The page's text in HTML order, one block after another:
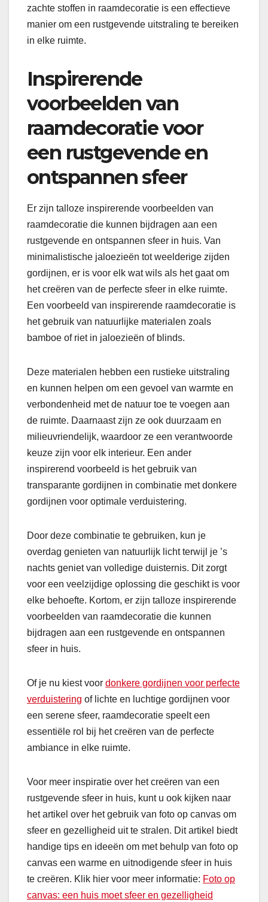
zachte stoffen in raamdecoratie is een effectieve
manier om een rustgevende uitstraling te bereiken
in elke ruimte.
Inspirerende
voorbeelden van
raamdecoratie voor
een rustgevende en
ontspannen sfeer
Er zijn talloze inspirerende voorbeelden van
raamdecoratie die kunnen bijdragen aan een
rustgevende en ontspannen sfeer in huis. Van
minimalistische jaloezieën tot weelderige zijden
gordijnen, er is voor elk wat wils als het gaat om
het creëren van de perfecte sfeer in elke ruimte.
Een voorbeeld van inspirerende raamdecoratie is
het gebruik van natuurlijke materialen zoals
bamboe of riet in jaloezieën of blinds.
Deze materialen hebben een rustieke uitstraling
en kunnen helpen om een gevoel van warmte en
verbondenheid met de natuur toe te voegen aan
de ruimte. Daarnaast zijn ze ook duurzaam en
milieuvriendelijk, waardoor ze een verantwoorde
keuze zijn voor elk interieur. Een ander
inspirerend voorbeeld is het gebruik van
transparante gordijnen in combinatie met donkere
gordijnen voor optimale verduistering.
Door deze combinatie te gebruiken, kun je
overdag genieten van natuurlijk licht terwijl je ’s
nachts geniet van volledige duisternis. Dit zorgt
voor een veelzijdige oplossing die geschikt is voor
elke behoefte. Kortom, er zijn talloze inspirerende
voorbeelden van raamdecoratie die kunnen
bijdragen aan een rustgevende en ontspannen
sfeer in huis.
Of je nu kiest voor donkere gordijnen voor perfecte
verduistering of lichte en luchtige gordijnen voor
een serene sfeer, raamdecoratie speelt een
essentiële rol bij het creëren van de perfecte
ambiance in elke ruimte.
Voor meer inspiratie over het creëren van een
rustgevende sfeer in huis, kunt u ook kijken naar
het artikel over het gebruik van foto op canvas om
sfeer en gezelligheid uit te stralen. Dit artikel biedt
handige tips en ideeën om met behulp van foto op
canvas een warme en uitnodigende sfeer in huis
te creëren. Klik hier voor meer informatie: Foto op
canvas: een huis moet sfeer en gezelligheid